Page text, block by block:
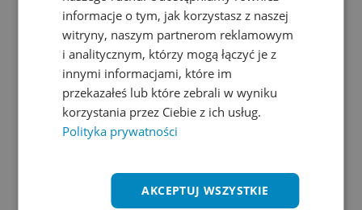
informacje o tym, jak korzystasz z naszej
witryny, naszym partnerom reklamowym
i analitycznym, którzy mogą łączyć je z
innymi informacjami, które im
przekazałeś lub które zebrali w wyniku
korzystania przez Ciebie z ich usług.
Polityka prywatności
AKCEPTUJ WSZYSTKIE